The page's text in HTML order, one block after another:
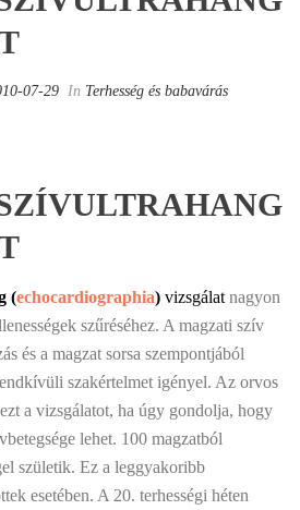
07-29 In Terhesség és babavárás
(echocardiographia) vizsgálat nagyon
szűréséhez. A magzati szív
és a magzat sorsa szempontjából
szakértelmet igényel. Az orvos
a vizsgálatot, ha úgy gondolja, hogy
lehet. 100 magzatból
születik. Ez a leggyakoribb
esetében. A 20. terhességi héten